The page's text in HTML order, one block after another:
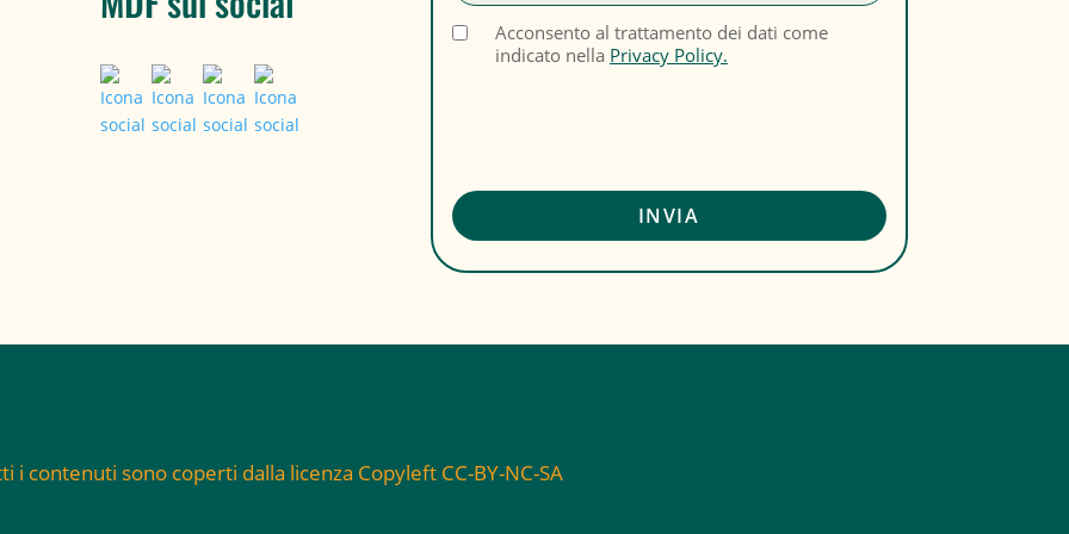
Acconsento al trattamento dei dati come
indicato nella Privacy Policy.
i contenuti sono coperti dalla licenza Copyleft CC-BY-NC-SA